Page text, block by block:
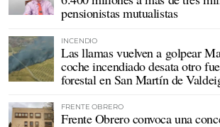
pensionistas mutualistas
INCENDIO
Las llamas vuelven a golpear
coche incendiado desata otro
forestal en San Martín de
FRENTE OBRERO
Frente Obrero convoca una